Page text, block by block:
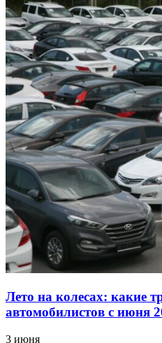
Лето на колесах: какие
автомобилистов с июня
3 июня